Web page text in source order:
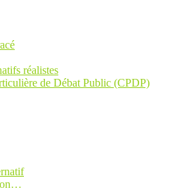
réalistes
de Débat Public (CPDP)